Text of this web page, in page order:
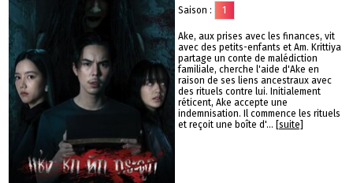
Saison : 1
Ake, aux prises avec les finances, vit
avec des petits-enfants et Am. Krittiya
partage un conte de malédiction
familiale, cherche l'aide d'Ake en
raison de ses liens ancestraux avec
des rituels contre lui. Initialement
réticent, Ake accepte une
indemnisation. Il commence les rituels
et reçoit une boîte d'... [suite]